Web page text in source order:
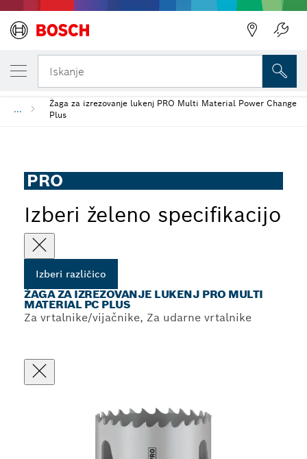
Iskanje
...
Žaga za izrezovanje lukenj PRO Multi Material Power Change
Plus
PRO
Izberi želeno specifikacijo
Izberi različico
ŽAGA ZA IZREZOVANJE LUKENJ PRO MULTI
MATERIAL PC PLUS
Za vrtalnike/vijačnike, Za udarne vrtalnike
TRENUTNO IZBRANA RAZLIČICA
Žaga za izrezovanje lukenj PRO Multi